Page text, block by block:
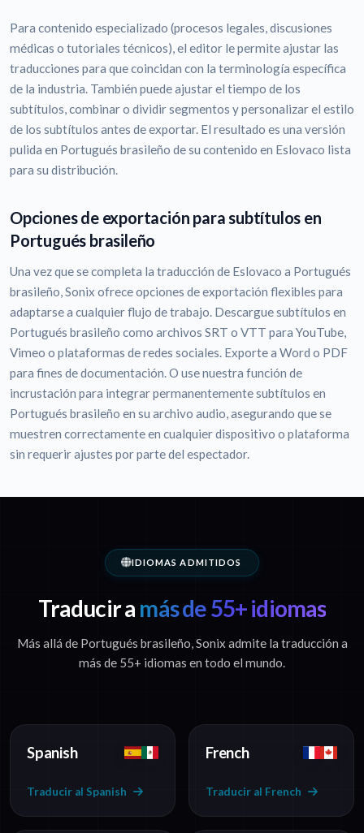
Para contenido especializado (procesos legales, discusiones
médicas o tutoriales técnicos), el editor le permite ajustar las
traducciones para que coincidan con la terminología específica
de la industria. También puede ajustar el tiempo de los
subtítulos, combinar o dividir segmentos y personalizar el estilo
de los subtítulos antes de exportar. El resultado es una versión
pulida en Portugués brasileño de su contenido en Eslovaco lista
para su distribución.
Opciones de exportación para subtítulos en
Portugués brasileño
Una vez que se completa la traducción de Eslovaco a Portugués
brasileño, Sonix ofrece opciones de exportación flexibles para
adaptarse a cualquier flujo de trabajo. Descargue subtítulos en
Portugués brasileño como archivos SRT o VTT para YouTube,
Vimeo o plataformas de redes sociales. Exporte a Word o PDF
para fines de documentación. O use nuestra función de
incrustación para integrar permanentemente subtítulos en
Portugués brasileño en su archivo audio, asegurando que se
muestren correctamente en cualquier dispositivo o plataforma
sin requerir ajustes por parte del espectador.
IDIOMAS ADMITIDOS
Traducir a más de 55+ idiomas
Más allá de Portugués brasileño, Sonix admite la traducción a
más de 55+ idiomas en todo el mundo.
Spanish
Traducir al Spanish
French
Traducir al French